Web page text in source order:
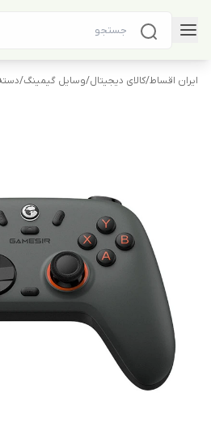
ایران اقساط/کالای دیجیتال/وسایل گیمینگ/